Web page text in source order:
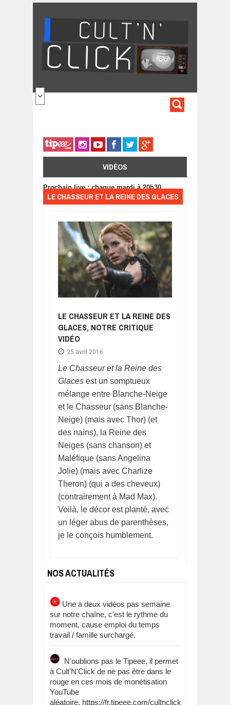
VIDÉOS
Prochain live : chaque mardi à 20h30
LE CHASSEUR ET LA REINE DES GLACES
LE CHASSEUR ET LA REINE DES
GLACES, NOTRE CRITIQUE
VIDÉO
25 avril 2016
Le Chasseur et la Reine des
Glaces est un somptueux
mélange entre Blanche-Neige
et le Chasseur (sans Blanche-
Neige) (mais avec Thor) (et
des nains), la Reine des
Neiges (sans chanson) et
Maléfique (sans Angelina
Jolie) (mais avec Charlize
Theron) (qui a des cheveux)
(contrairement à Mad Max).
Voilà, le décor est planté, avec
un léger abus de parenthèses,
je le conçois humblement.
NOS ACTUALITÉS
Une à deux vidéos pas semaine
sur notre chaîne, c'est le rythme du
moment, cause emploi du temps
travail / famille surchargé.
N'oublions pas le Tipeee, il permet
à Cult'N'Click de ne pas être dans le
rouge en ces mois de monétisation
YouTube
aléatoire. https://fr.tipeee.com/cultnclick